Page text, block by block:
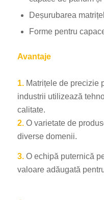
Deșurubarea
Forme pentru
Avantaje
1. Matrițele de precizie
industrii utilizează
calitate.
2. O varietate de
diverse domenii.
3.O echipă puternică
valoare adăugată